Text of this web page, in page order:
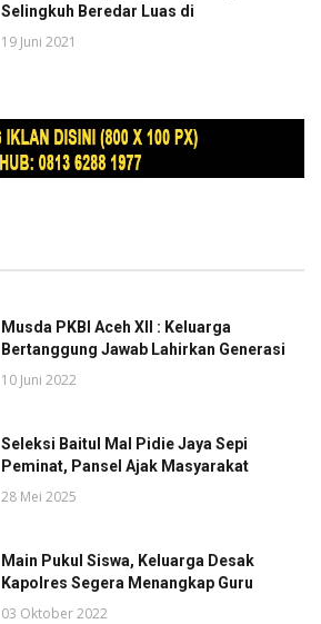
Selingkuh Beredar Luas di
19 Juni 2021
Musda PKBI Aceh XII : Keluarga
Bertanggung Jawab Lahirkan Generasi
10 Juni 2022
Seleksi Baitul Mal Pidie Jaya Sepi
Peminat, Pansel Ajak Masyarakat
28 Mei 2025
Main Pukul Siswa, Keluarga Desak
Kapolres Segera Menangkap Guru
03 Oktober 2022